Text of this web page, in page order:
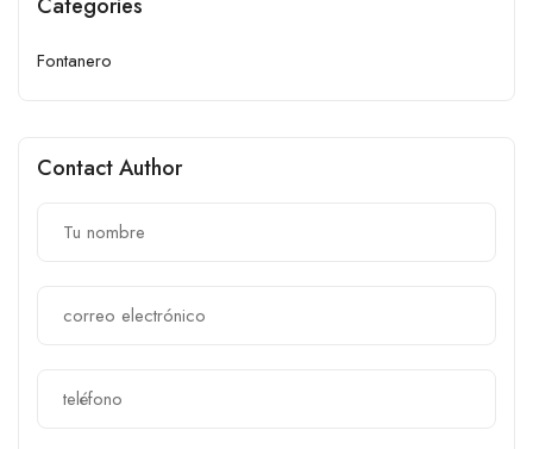
Fontanero
Contact Author